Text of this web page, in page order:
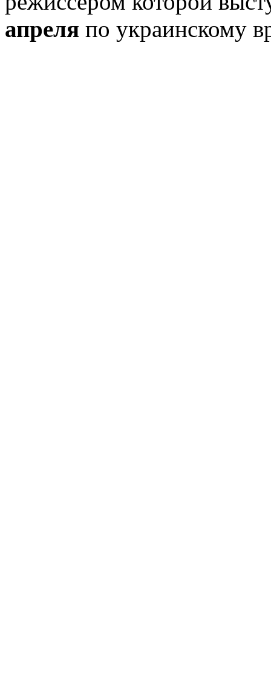
апреля по украинскому